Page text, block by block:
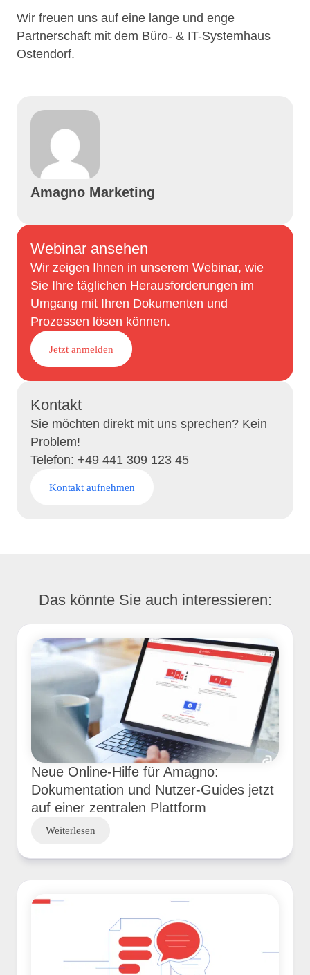
Webinar ansehen
Wir zeigen Ihnen in unserem Webinar, wie
Sie Ihre täglichen Herausforderungen im
Umgang mit Ihren Dokumenten und
Prozessen lösen können.
Jetzt anmelden
Kontakt
Sie möchten direkt mit uns sprechen? Kein
Problem!
Telefon: +49 441 309 123 45
Kontakt aufnehmen
Wir freuen uns auf eine lange und enge
Partnerschaft mit dem Büro- & IT-Systemhaus
Ostendorf.
Amagno Marketing
Das könnte Sie auch interessieren:
Neue Online-Hilfe für Amagno:
Dokumentation und Nutzer-Guides jetzt
auf einer zentralen Plattform
Weiterlesen